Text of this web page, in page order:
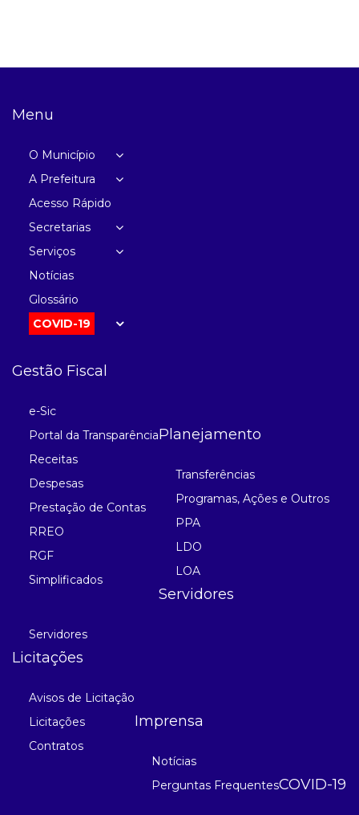
Menu
O Município
A Prefeitura
Acesso Rápido
Secretarias
Serviços
Notícias
Glossário
COVID-19
Gestão Fiscal
e-Sic
Portal da Transparência
Receitas
Despesas
Prestação de Contas
RREO
RGF
Simplificados
Planejamento
Transferências
Programas, Ações e Outros
PPA
LDO
LOA
Servidores
Servidores
Licitações
Avisos de Licitação
Licitações
Contratos
Imprensa
Notícias
Perguntas FrequentesCOVID-19